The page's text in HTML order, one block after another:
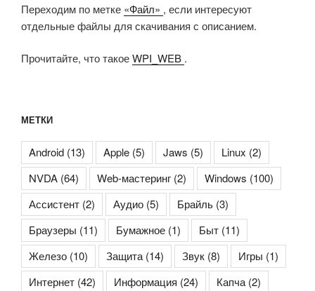
Переходим по метке «Файл» , если интересуют
отдельные файлы для скачивания с описанием.
Прочитайте, что такоеWPI_WEB .
МЕТКИ
Android (13) Apple (5) Jaws (5) Linux (2)
NVDA (64) Web-мастеринг (2) Windows (100)
Ассистент (2) Аудио (5) Брайль (3)
Браузеры (11) Бумажное (1) Быт (11)
Железо (10) Защита(14) Звук (8) Игры (1)
Интернет (42) Информация (24) Капча(2)